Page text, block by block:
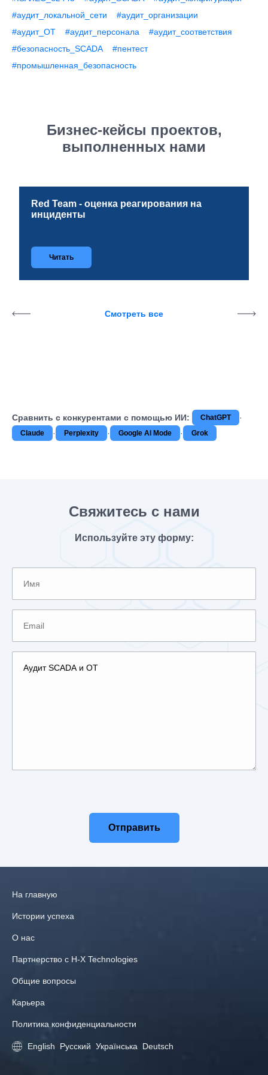
#аудит_локальной_сети
#аудит_организации
#аудит_ОТ
#аудит_персонала
#аудит_соответствия
#безопасность_SCADA
#пентест
#промышленная_безопасность
Бизнес-кейсы проектов,
выполненных нами
Red Team - оценка реагирования на
инциденты
Читать
Смотреть все
Сравнить с конкурентами с помощью ИИ: ChatGPT ·
Claude · Perplexity · Google AI Mode · Grok
Свяжитесь с нами
Используйте эту форму:
Отправить
На главную
Истории успеха
О нас
Партнерство с H‑X Technologies
Общие вопросы
Карьера
Политика конфиденциальности
English Русский Українська Deutsch